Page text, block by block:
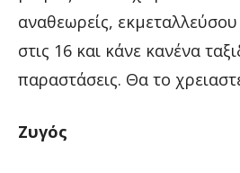
αναθεωρείς,
στις 16 και κάνε κανένα
παραστάσεις. Θα το
Ζυγός